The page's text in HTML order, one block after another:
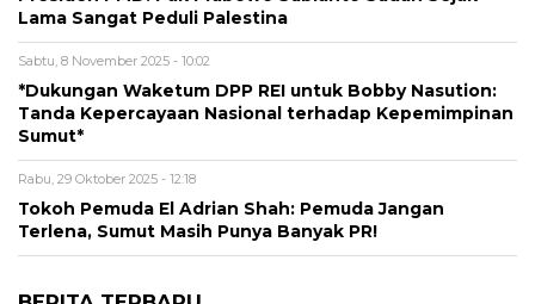
Lama Sangat Peduli Palestina
Sabtu, 8 November 2025 - 10:02
*Dukungan Waketum DPP REI untuk Bobby Nasution:
Tanda Kepercayaan Nasional terhadap Kepemimpinan
Sumut*
Rabu, 29 Oktober 2025 - 12:18
Tokoh Pemuda El Adrian Shah: Pemuda Jangan
Terlena, Sumut Masih Punya Banyak PR!